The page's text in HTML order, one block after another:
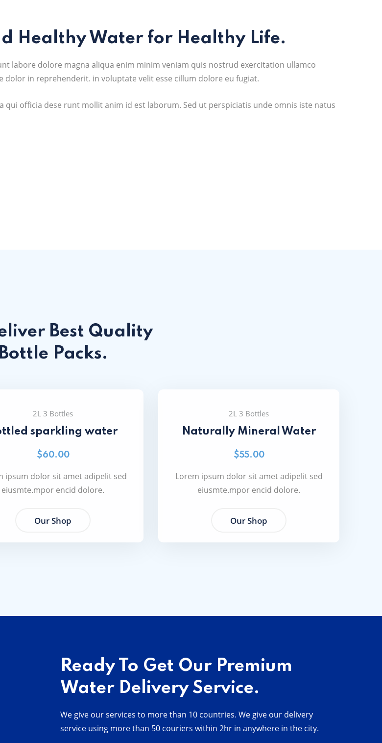
Healthy Water for Healthy Life.
labore dolore magna aliqua enim minim veniam quis nostrud exercitation ullamco
in reprehenderit. in voluptate velit esse cillum dolore eu fugiat.
officia dese runt mollit anim id est laborum. Sed ut perspiciatis unde omnis iste natus
Best Quality
Bottle Packs.
2L 3 Bottles
sparkling water
$60.00
ipsum dolor sit amet adipelit sed
eiusmte.mpor encid dolore.
Our Shop
2L 3 Bottles
Naturally Mineral Water
$55.00
Lorem ipsum dolor sit amet adipelit sed
eiusmte.mpor encid dolore.
Our Shop
Ready To Get Our Premium
Water Delivery Service.
We give our services to more than 10 countries. We give our delivery
service using more than 50 couriers within 2hr in anywhere in the city.